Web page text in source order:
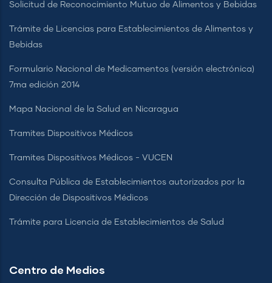
Solicitud de Reconocimiento Mutuo de Alimentos y Bebidas
Trámite de Licencias para Establecimientos de Alimentos y
Bebidas
Formulario Nacional de Medicamentos (versión electrónica)
7ma edición 2014
Mapa Nacional de la Salud en Nicaragua
Tramites Dispositivos Médicos
Tramites Dispositivos Médicos - VUCEN
Consulta Pública de Establecimientos autorizados por la
Dirección de Dispositivos Médicos
Trámite para Licencia de Establecimientos de Salud
Centro de Medios